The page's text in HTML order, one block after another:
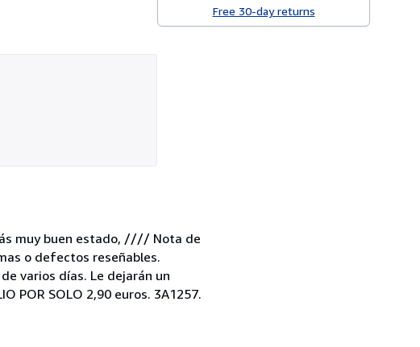
Free 30-day returns
muy buen estado, //// Nota de
o defectos reseñables.
de varios días. Le dejarán un
POR SOLO 2,90 euros. 3A1257.